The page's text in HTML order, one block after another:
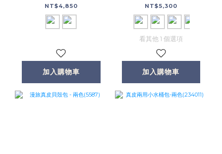
NT$4,850
加入購物車
NT$5,300
看其他 1 個選項
加入購物車